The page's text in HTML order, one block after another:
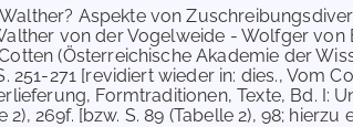
Aspekte von
von der Vogelweide - Wolfger
(Österreichische Akademie der
251-271 [revidiert wieder in: dies., Vom
Formtraditionen, Texte, Bd. I:
2), 269f. [bzw. S. 89 (Tabelle 2), 98;